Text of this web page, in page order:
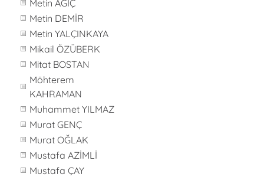
Metin AĞIÇ
Metin DEMİR
Metin YALÇINKAYA
Mikail ÖZÜBERK
Mitat BOSTAN
Möhterem
KAHRAMAN
Muhammet YILMAZ
Murat GENÇ
Murat OĞLAK
Mustafa AZİMLİ
Mustafa ÇAY